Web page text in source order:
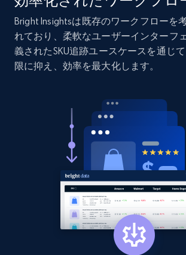
Reviews count shop, Reviews count
price, and more.
1.9K+ 322+ 今す
Etsy - Collect data on products
specified keywords
URL, Product id, Listing inventory id,
Reviews count shop, Reviews count
price, and more.
322+ 今すぐ
Bright Insightsは既存のワークフローを
れており、柔軟なユーザーインターフ
義されたSKU追跡ユースケースを通じ
限に抑え、効率を最大化します。